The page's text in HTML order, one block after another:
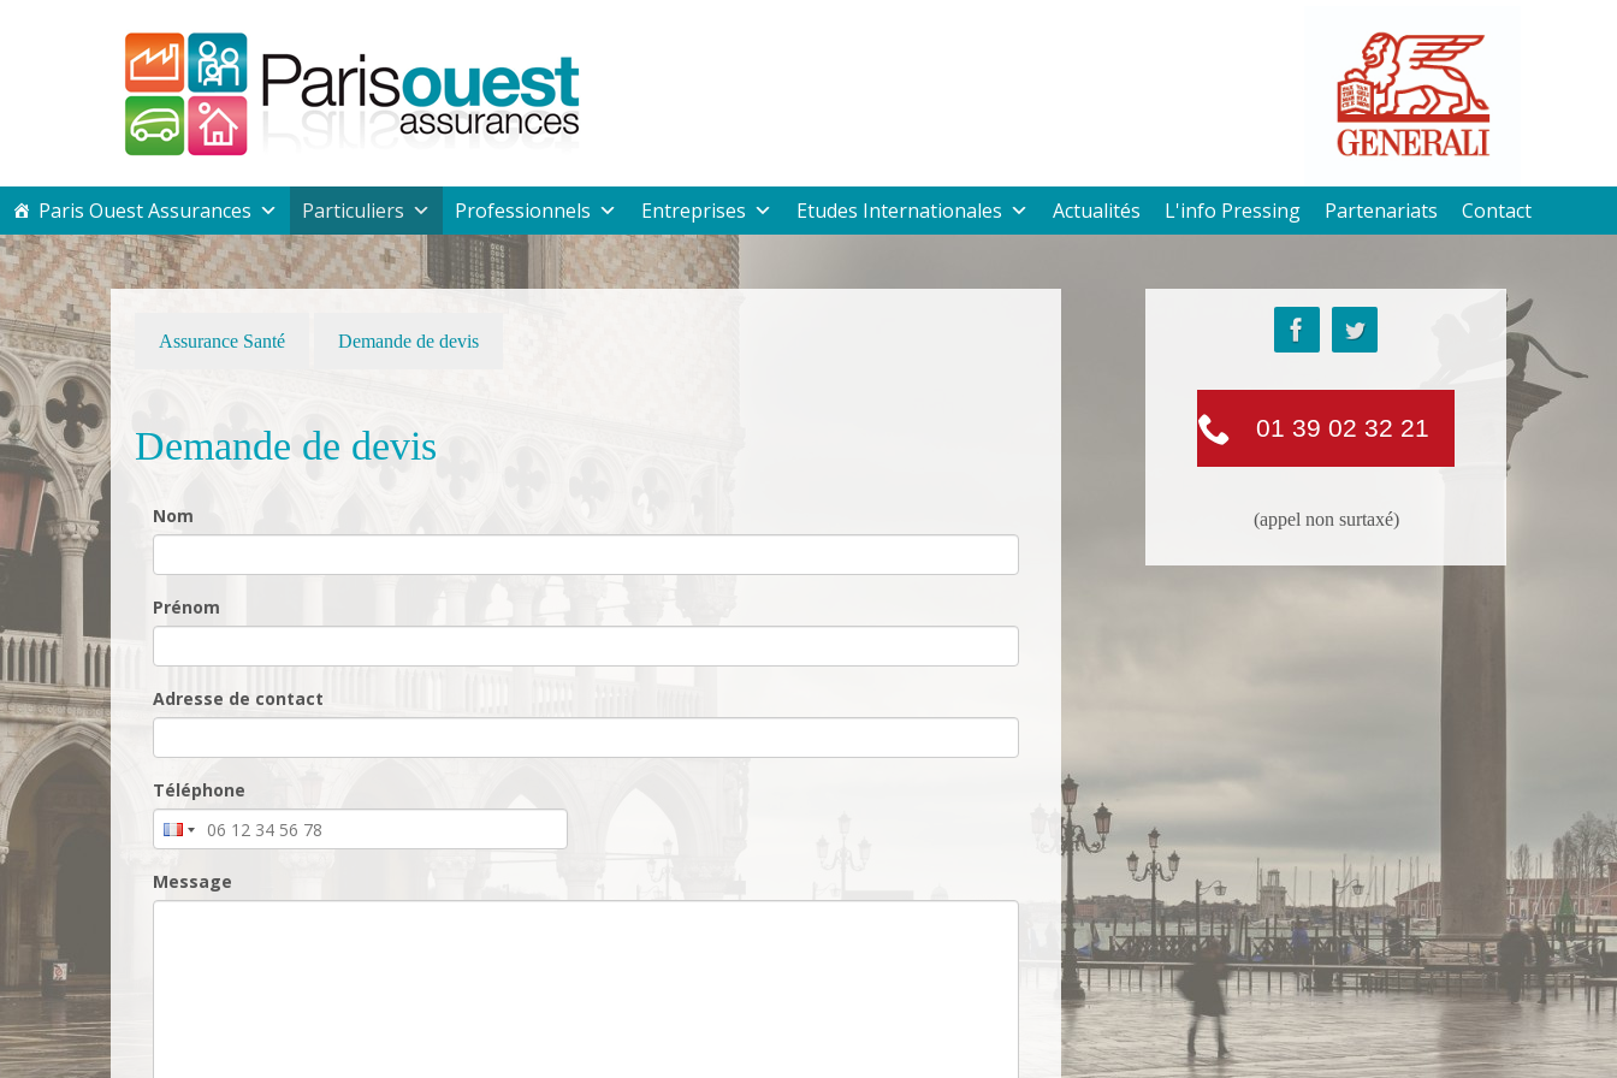
Passer
vers
le
contenu
Paris Ouest Assurances Particuliers Professionnels Entreprises Etudes Internationales Actualités L'info Pressing Partenariats Contact
Assurance Santé Demande de devis
Demande de devis
Nom
Prénom
Adresse de contact
Téléphone
Message
01 39 02 32 21
(appel non surtaxé)